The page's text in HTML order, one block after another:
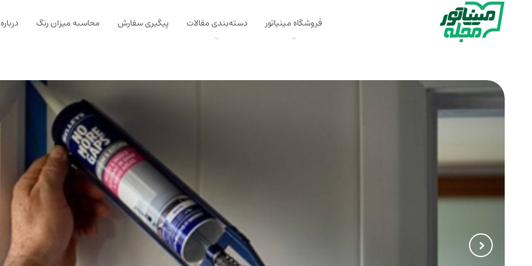
فروشگاه مینیاتور دسته‌بندی مقالات پیگیری سفارش محاسبه میزان رنگ